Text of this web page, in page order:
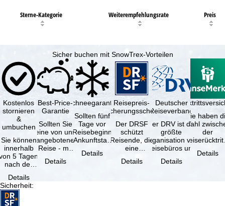
Sterne-Kategorie Weiterempfehlungsrate Preis
Sicher buchen mit SnowTrex-Vorteilen
Kostenlos
stornieren
&
umbuchen
Sie können
innerhalb
5 Tagen
nach der
kostenfrei
…
Details
Best-Price-
Garantie
Sollten Sie
eine von uns
angebotene
Reise - mit
Verfügbarkeit
Details
Schneegarantie
Sollten fünf
Tage vor
Reisebeginn
(Ankunftstag)
aufgrund von
Schneemangel
Details
Reisepreis-
Sicherungsschein
Der DRSF
schützt
Reisende, die
eine
oder
Details
Deutscher
Reiseverband
Der DRV ist die
größte
Organisation von
Reisebüros und
Reiseveranstaltern
in …
Details
Sie haben
Wahl
der
(inklusive
Details
Sicherheit: